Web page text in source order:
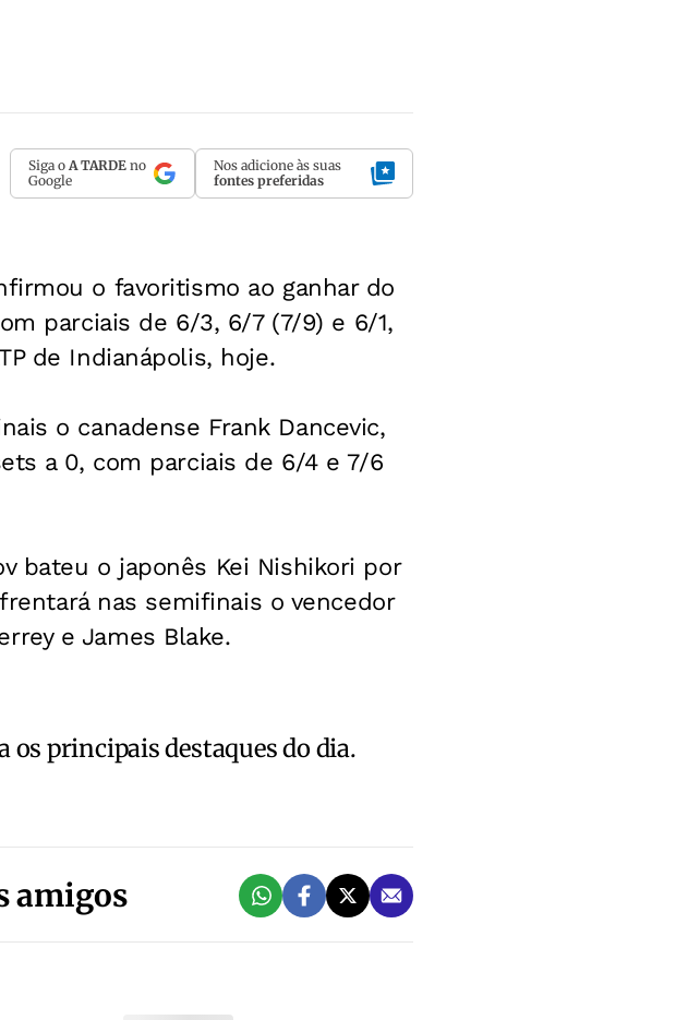
Siga o A TARDE no
Google
Nos adicione às suas
fontes preferidas
o favoritismo ao ganhar do
parciais de 6/3, 6/7 (7/9) e 6/1,
de Indianápolis, hoje.
o canadense Frank Dancevic,
a 0, com parciais de 6/4 e 7/6
bateu o japonês Kei Nishikori por
nas semifinais o vencedor
e James Blake.
os principais destaques do dia.
amigos